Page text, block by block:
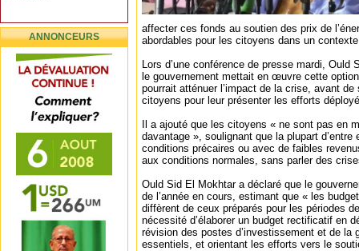
ANNONCEURS
affecter ces fonds au soutien des prix de
abordables pour les citoyens dans un
Lors d’une conférence de presse mardi, Ould
le gouvernement mettait en œuvre cette
pourrait atténuer l’impact de la crise, avant de
citoyens pour leur présenter les efforts
Il a ajouté que les citoyens « ne sont pas en
davantage », soulignant que la plupart
conditions précaires ou avec de faibles
aux conditions normales, sans parler des
Ould Sid El Mokhtar a déclaré que le
de l’année en cours, estimant que « les
diffèrent de ceux préparés pour les périodes
nécessité d’élaborer un budget rectificatif en
révision des postes d’investissement et de la
essentiels, et orientant les efforts vers le